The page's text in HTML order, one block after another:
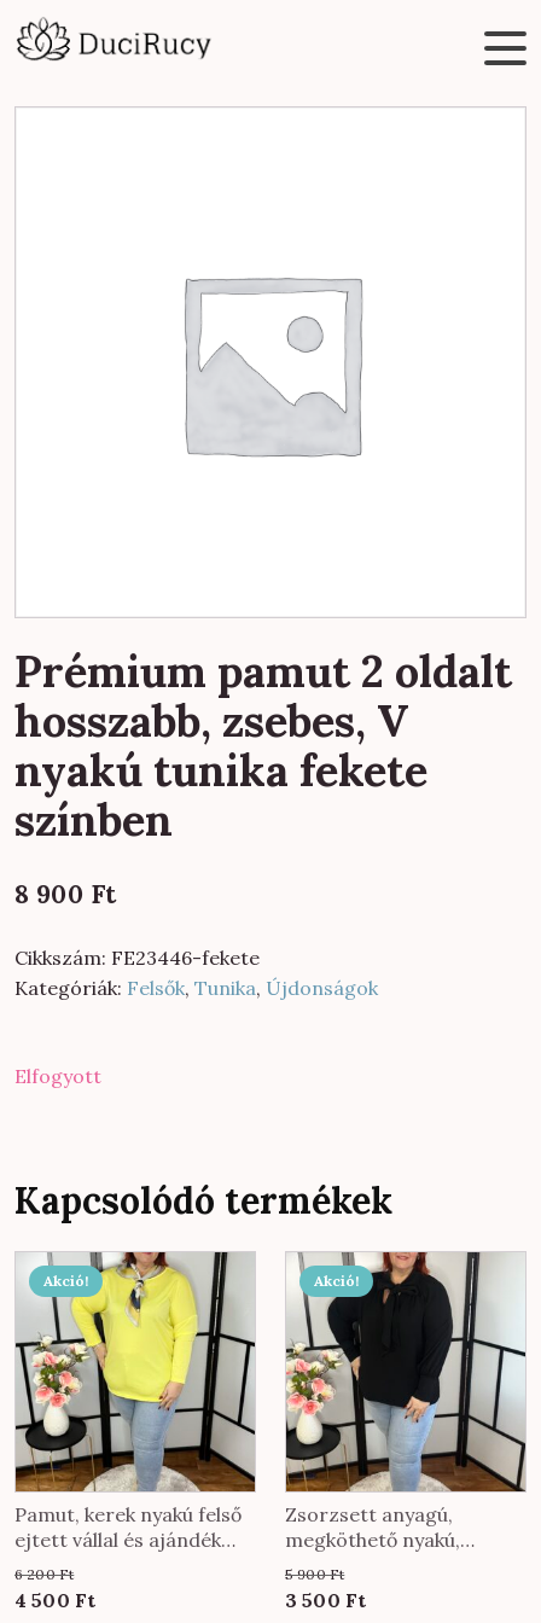
Prémium pamut 2 oldalt
hosszabb, zsebes, V
nyakú tunika fekete
színben
8 900 Ft
Cikkszám: FE23446-fekete
Kategóriák: Felsők, Tunika, Újdonságok
Elfogyott
Kapcsolódó termékek
Akció!
Pamut, kerek nyakú felső
ejtett vállal és ajándék
sállal citromsárga
színben
6 200Ft
Original
4 500 FtCurrent
Akció!
Zsorzsett anyagú,
megköthető nyakú,
egyenes fazonú felső
fekete színben
5 900Ft
Original
3 500 FtCurrent